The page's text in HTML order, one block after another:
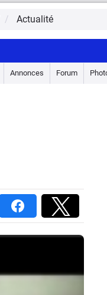
Actualité
Annonces Forum